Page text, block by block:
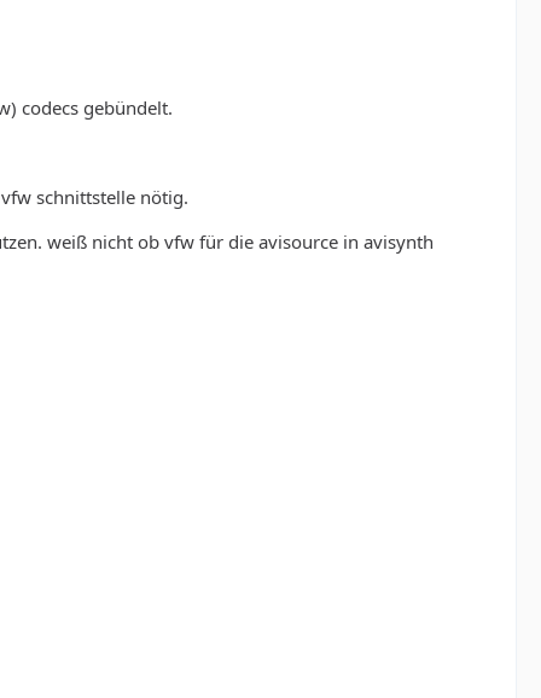
codecs gebündelt.
schnittstelle nötig.
weiß nicht ob vfw für die avisource in avisynth